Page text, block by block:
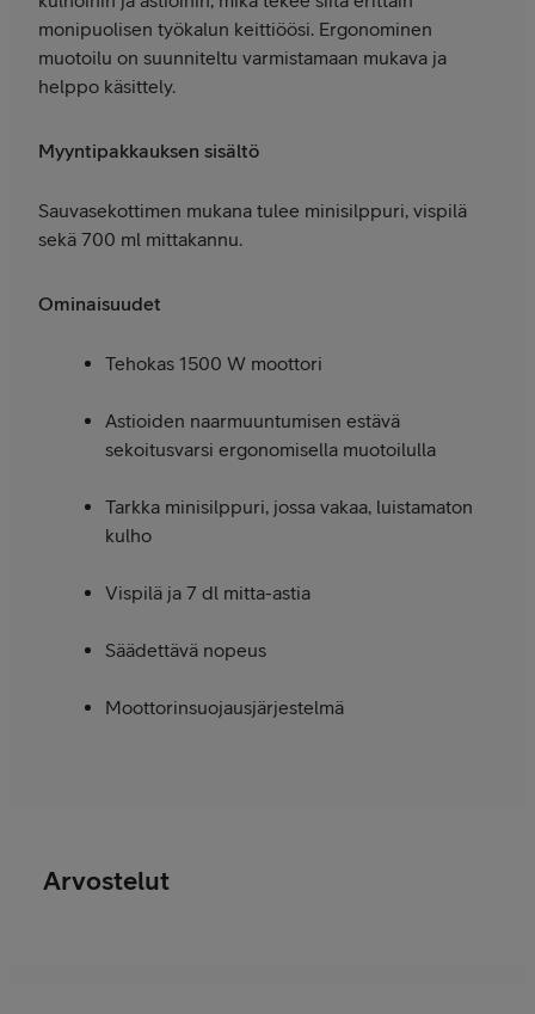
monipuolisen työkalun keittiöösi. Ergonominen
muotoilu on suunniteltu varmistamaan mukava ja
helppo käsittely.
Myyntipakkauksen sisältö
Sauvasekottimen mukana tulee minisilppuri, vispilä
sekä 700 ml mittakannu.
Ominaisuudet
Tehokas 1500 W moottori
Astioiden naarmuuntumisen estävä
sekoitusvarsi ergonomisella muotoilulla
Tarkka minisilppuri, jossa vakaa, luistamaton
kulho
Vispilä ja 7 dl mitta-astia
Säädettävä nopeus
Moottorinsuojausjärjestelmä
Arvostelut